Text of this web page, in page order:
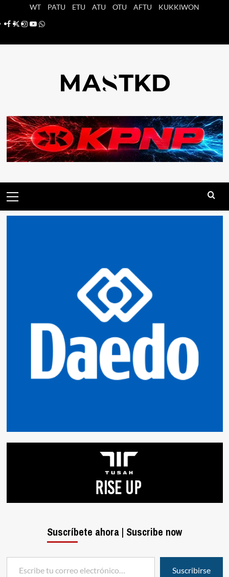
WT PATU ETU ATU OTU AFTU
KUKKIWON
Facebook
X Instagram
YouTube
Whatsapp
principal
Suscríbete ahora | Suscribe now
Escribe tu correo electrónico…
Suscribirse